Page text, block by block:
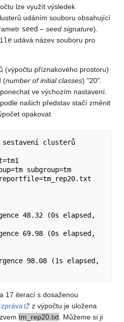
lze využít výsledek
udáním souboru obsahující
seed – seed signature).
udává název souboru pro
(výpočtu příznakového prostoru)
(number of initial classes) "20".
ve výchozím nastavení.
našich představ stačí změnit
opakovat.
sestavení clusterů
subgroup=tm
48.32 (0s elapsed,
69.98 (0s elapsed,
98.08 (1s elapsed,
17 iterací s dosaženou
zpráva
z výpočtu je uložena
tm_rep20.txt . Můžeme si ji